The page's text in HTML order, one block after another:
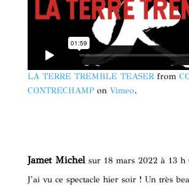
LA TERRE TREMBLE TEASERfrom
CONTRECHAMPon Vimeo.
Jamet Michel sur 18 mars 2022 à 13 h
J’ai vu ce spectacle hier soir ! Un très